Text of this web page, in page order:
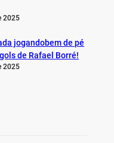
2025
jogandobem de pé
de Rafael Borré!
2025